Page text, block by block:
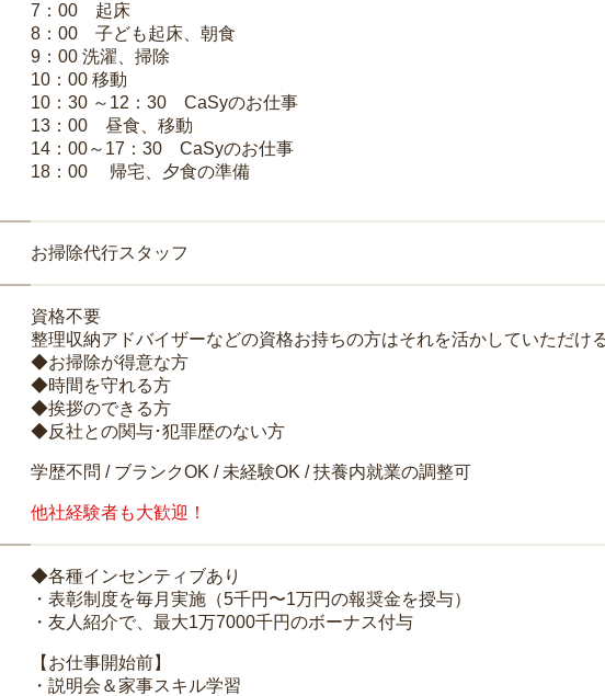
7：00 起床
8：00 子ども起床、朝食
9：00 洗濯、掃除
10：00 移動
10：30 ～12：30 CaSyのお仕事
13：00 昼食、移動
14：00～17：30 CaSyのお仕事
18：00 帰宅、夕食の準備
お掃除代行スタッフ
資格不要
整理収納アドバイザーなどの資格お持ちの方はそれを活かしていただけ
◆お掃除が得意な方
◆時間を守れる方
◆挨拶のできる方
◆反社との関与･犯罪歴のない方
学歴不問 / ブランクOK / 未経験OK / 扶養内就業の調整可
他社経験者も大歓迎！
◆各種インセンティブあり
・表彰制度を毎月実施（5千円〜1万円の報奨金を授与）
・友人紹介で、最大1万7000千円のボーナス付与
【お仕事開始前】
・説明会＆家事スキル学習